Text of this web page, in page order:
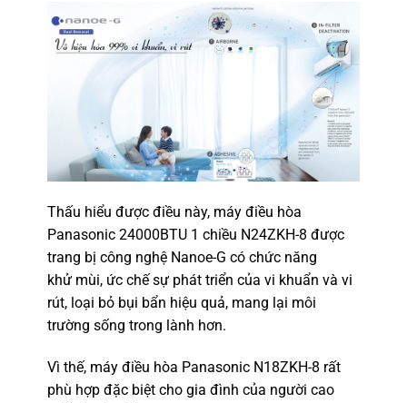
Thấu hiểu được điều này, máy điều hòa
Panasonic 24000BTU 1 chiều N24ZKH-8 được
trang bị công nghệ Nanoe-G có chức năng
khử mùi, ức chế sự phát triển của vi khuẩn và vi
rút, loại bỏ bụi bẩn hiệu quả, mang lại môi
trường sống trong lành hơn.
Vì thế, máy điều hòa Panasonic N18ZKH-8 rất
phù hợp đặc biệt cho gia đình của người cao